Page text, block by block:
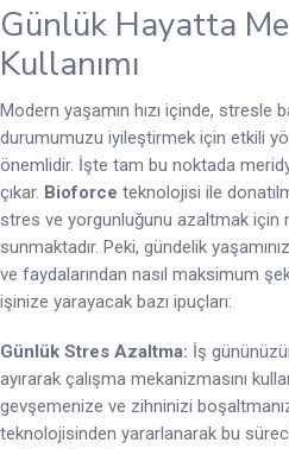
Günlük Hayatta
Kullanımı
Modern yaşamın hızı içinde, stresle
durumumuzu iyileştirmek için etkili
önemlidir. İşte tam bu noktada
çıkar. Bioforce teknolojisi ile
stres ve yorgunluğunu azaltmak için
sunmaktadır. Peki, gündelik
ve faydalarından nasıl maksimum
işinize yarayacak bazı ipuçları:
Günlük Stres Azaltma: İş
ayırarak çalışma mekanizmasını
gevşemenize ve zihninizi
teknolojisinden yararlanarak bu